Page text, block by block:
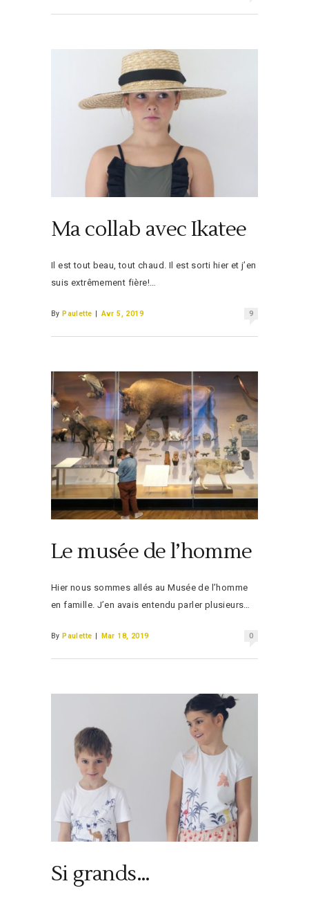
Ma collab avec Ikatee
Il est tout beau, tout chaud. Il est sorti hier et j’en
suis extrêmement fière!…
9
By Paulette | Avr 5, 2019
Le musée de l’homme
Hier nous sommes allés au Musée de l’homme
en famille. J’en avais entendu parler plusieurs…
0
By Paulette | Mar 18, 2019
Si grands…